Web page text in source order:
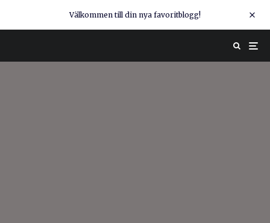
Välkommen till din nya favoritblogg!